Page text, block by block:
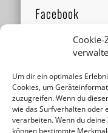
Um dir ein optimales
Cookies, um
zuzugreifen. Wenn du
wie das Surfverhalten oder
verarbeiten. Wenn du
können bestimmte
Facebook